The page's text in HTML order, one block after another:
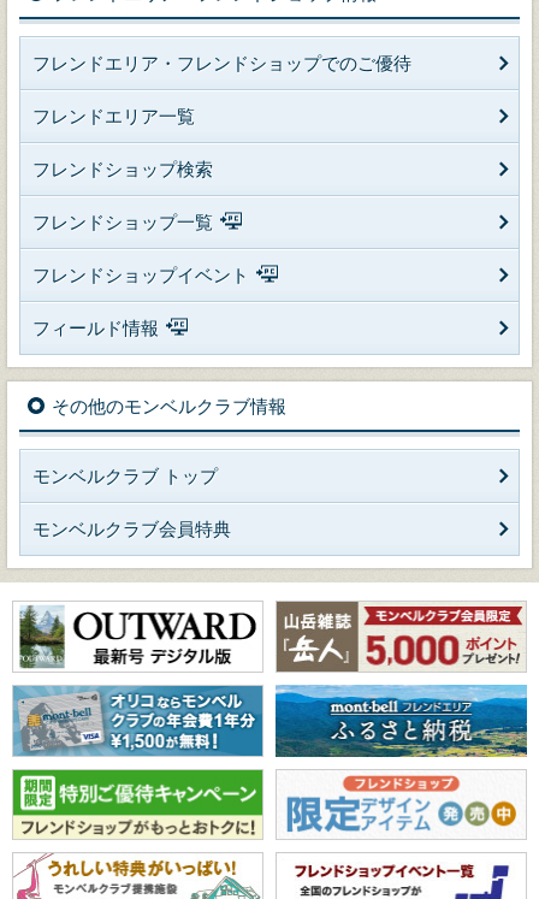
フレンドエリア・フレンドショップでのご優待
フレンドエリア一覧
フレンドショップ検索
フレンドショップ一覧
フレンドショップイベント
フィールド情報
その他のモンベルクラブ情報
モンベルクラブ トップ
モンベルクラブ会員特典